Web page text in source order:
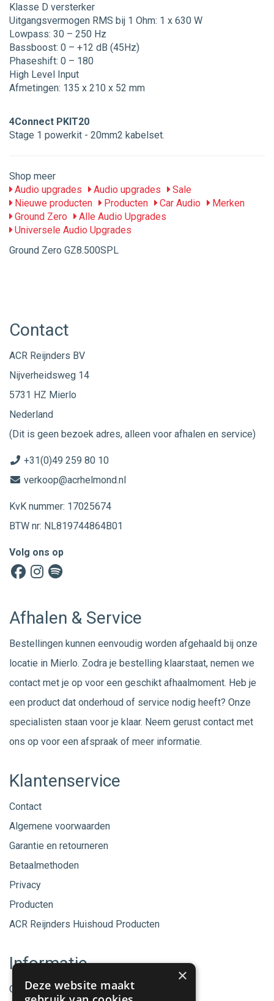
Klasse D versterker
Uitgangsvermogen RMS bij 1 Ohm: 1 x 630 W
Lowpass: 30 – 250 Hz
Bassboost: 0 – +12 dB (45Hz)
Phaseshift: 0 – 180
High Level Input
Afmetingen: 135 x 210 x 52 mm
4Connect PKIT20
Stage 1 powerkit - 20mm2 kabelset.
Shop meer
Audio upgrades
Audio upgrades
Sale
Nieuwe producten
Producten Car Audio
Merken
Ground Zero
Alle Audio Upgrades
Universele Audio Upgrades
Ground Zero GZ8.500SPL
Contact
ACR Reijnders BV
Nijverheidsweg 14
5731 HZ Mierlo
Nederland
(Dit is geen bezoek adres, alleen voor afhalen en service)
+31(0)49 259 80 10
verkoop@acrhelmond.nl
KvK nummer: 17025674
BTW nr: NL819744864B01
Volg ons op
Afhalen & Service
Bestellingen kunnen eenvoudig worden afgehaald bij onze
locatie in Mierlo. Zodra je bestelling klaarstaat, nemen we
contact met je op voor een geschikt afhaalmoment. Heb je
een product dat onderhoud of service nodig heeft? Onze
specialisten staan voor je klaar. Neem gerust contact met
ons op voor een afspraak of meer informatie.
Klantenservice
Contact
Algemene voorwaarden
Garantie en retourneren
Betaalmethoden
Privacy
Producten
ACR Reijnders Huishoud Producten
Informatie
Onze merken
×
Deze website maakt